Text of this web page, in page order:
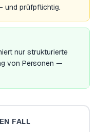
und prüfpflichtig.
nur strukturierte
von Personen —
FALL